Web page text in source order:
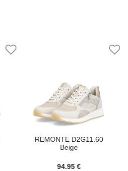
REMONTE D2G11.60
Beige
94.95 €